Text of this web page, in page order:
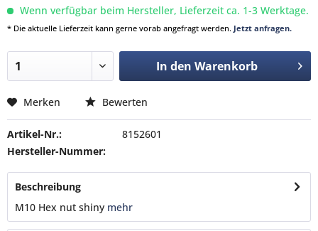
Wenn verfügbar beim Hersteller, Lieferzeit ca. 1-3 Werktage.
* Die aktuelle Lieferzeit kann gerne vorab angefragt werden. Jetzt anfragen.
In den Warenkorb
Merken Bewerten
Artikel-Nr.:
8152601
Hersteller-Nummer:
Beschreibung
M10 Hex nut shiny mehr